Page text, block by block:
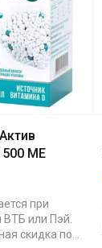
500 МЕ
при
ВТБ или Пэй.
скидка по